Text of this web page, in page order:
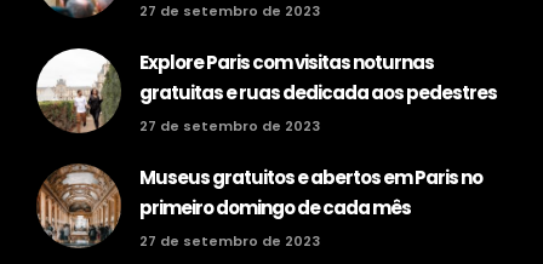
27 de setembro de 2023
Explore Paris com visitas noturnas
gratuitas e ruas dedicada aos pedestres
27 de setembro de 2023
Museus gratuitos e abertos em Paris no
primeiro domingo de cada mês
27 de setembro de 2023